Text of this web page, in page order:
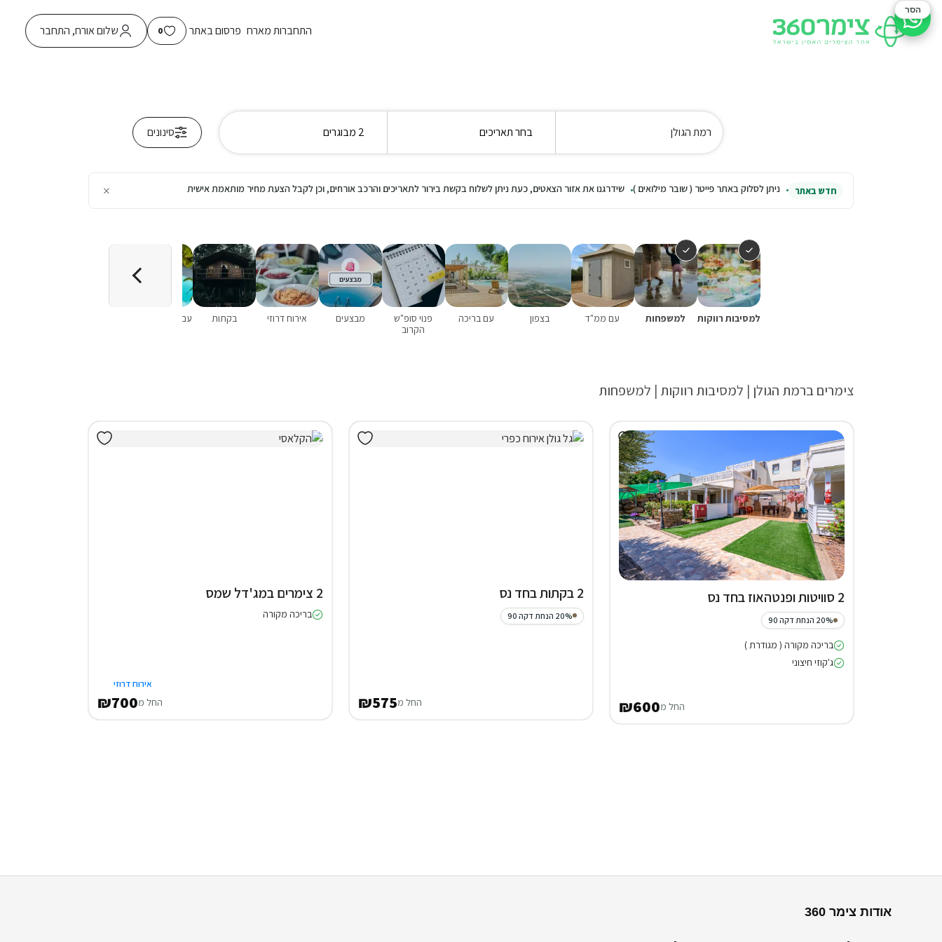
התחברות מארח פרסום באתר 0 שלום אורח, התחבר
רמת הגולן בחר תאריכים 2 מבוגרים סינונים
חדש באתר ניתן לסלוק באתר פייטר ( שובר מילואים ) שידרגנו את אזור הצאטים, כעת ניתן לשלוח בקשת בירור לתאריכים והרכב אורחים, וכן לקבל הצעת מחיר מותאמת אישית ×
למסיבות רווקות למשפחות עם ממ"ד בצפון עם בריכה
פנוי סופ"ש
הקרוב
מבצעים אירוח דרוזי בקתות עם בריכה פרטית
צימרים ברמת הגולן | למסיבות רווקות | למשפחות
2 סוויטות ופנטהאוז בחד נס
20% הנחת דקה 90
בריכה מקורה ( מגודרת )
ג'קוזי חיצוני
החל מ₪600
2 בקתות בחד נס
20% הנחת דקה 90
החל מ₪575
2 צימרים במג'דל שמס
בריכה מקורה
אירוח דרוזי
החל מ₪700
אודות צימר 360
סיוע בהזמנה
הסר